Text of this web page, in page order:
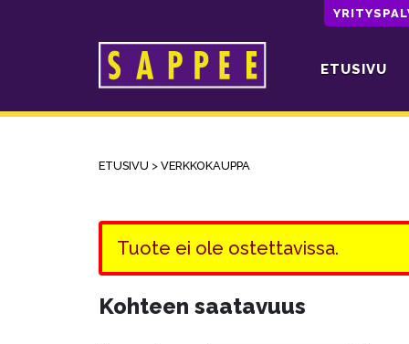
Päävalikko ETUSIVU
ETUSIVU > VERKKOKAUPPA
Tuote ei ole ostettavissa.
Kohteen saatavuus